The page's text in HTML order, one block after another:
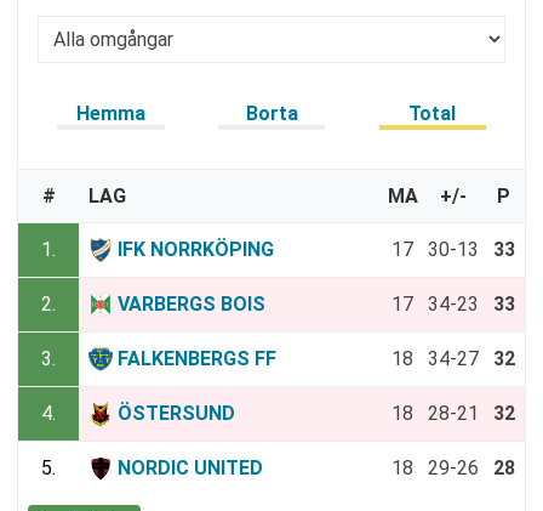
Hemma Borta Total
# LAG MA +/- P
1. IFK NORRKÖPING 17 30-13 33
2. VARBERGS BOIS 17 34-23 33
3. FALKENBERGS FF 18 34-27 32
4. ÖSTERSUND 18 28-21 32
5. NORDIC UNITED 18 29-26 28